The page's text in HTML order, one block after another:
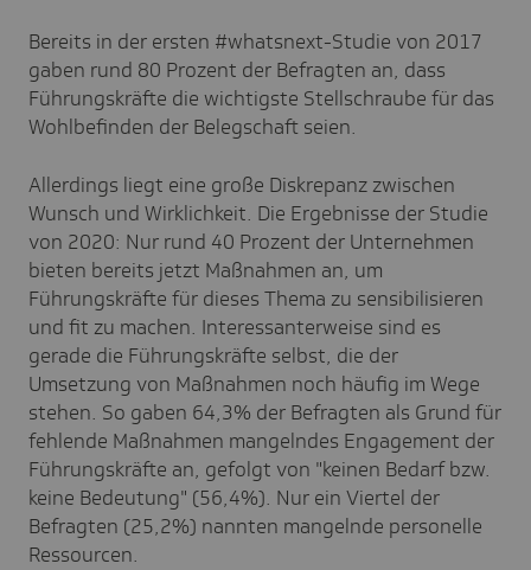
Bereits in der ersten #whatsnext-Studie von 2017
gaben rund 80 Prozent der Befragten an, dass
Führungskräfte die wichtigste Stellschraube für das
Wohlbefinden der Belegschaft seien.
Allerdings liegt eine große Diskrepanz zwischen
Wunsch und Wirklichkeit. Die Ergebnisse der Studie
von 2020: Nur rund 40 Prozent der Unternehmen
bieten bereits jetzt Maßnahmen an, um
Führungskräfte für dieses Thema zu sensibilisieren
und fit zu machen. Interessanterweise sind es
gerade die Führungskräfte selbst, die der
Umsetzung von Maßnahmen noch häufig im Wege
stehen. So gaben 64,3% der Befragten als Grund für
fehlende Maßnahmen mangelndes Engagement der
Führungskräfte an, gefolgt von "keinen Bedarf bzw.
keine Bedeutung" (56,4%). Nur ein Viertel der
Befragten (25,2%) nannten mangelnde personelle
Ressourcen.